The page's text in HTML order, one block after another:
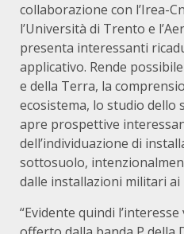
collaborazione con l’Irea-
l’Università di Trento e
presenta interessanti
applicativo. Rende
e della Terra, la
ecosistema, lo studio dello
apre prospettive
dell’individuazione di
sottosuolo,
dalle installazioni militari
“Evidente quindi